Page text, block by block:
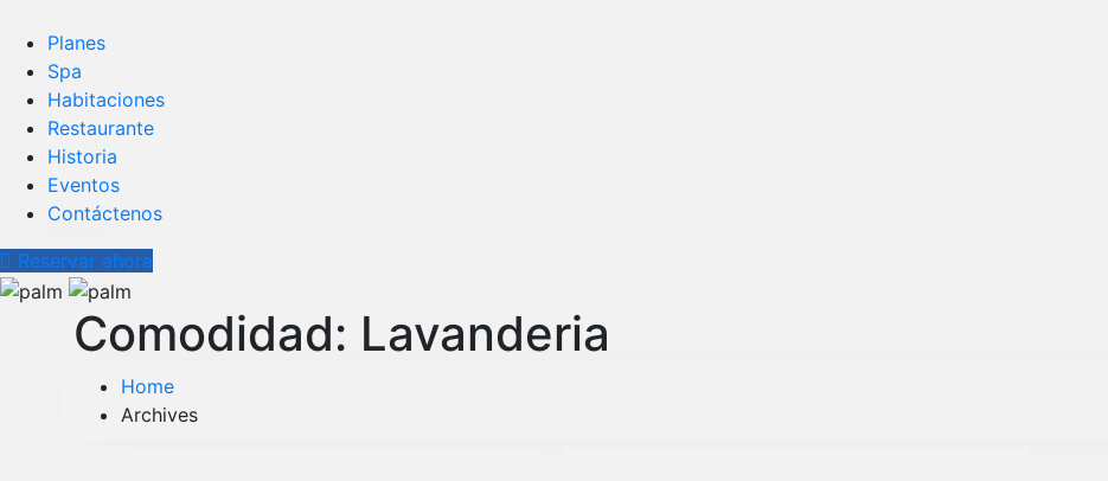
Planes
Spa
Habitaciones
Restaurante
Historia
Eventos
Contáctenos
Reservar ahora
Comodidad: Lavanderia
Home
Archives